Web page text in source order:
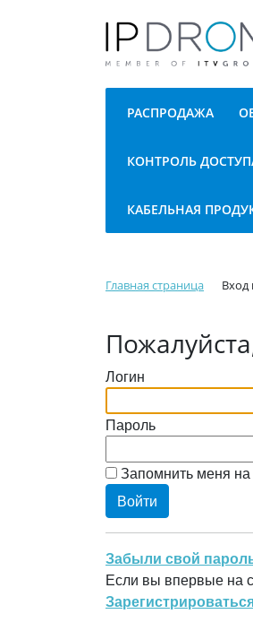
РАСПРОДАЖА
КОНТРОЛЬ
КАБЕЛЬНАЯ
Главная страница Вход
Логин
Пароль
Запомнить меня
Забыли свой
Если вы впервые на